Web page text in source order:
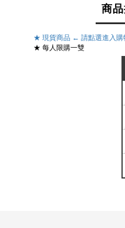
商
★ 現貨商品 ← 請點選進入購
★ 每人限購一雙